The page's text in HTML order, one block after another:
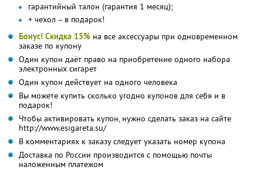
гарантийный талон (гарантия 1 месяц);
+ чехол – в подарок!
Бонус! Скидка 15% на все аксессуары при одновременном
заказе по купону
Один купон даёт право на приобретение одного набора
электронных сигарет
Один купон действует на одного человека
Вы можете купить сколько угодно купонов для себя и в
подарок!
Чтобы активировать купон, нужно сделать заказ на сайте
http://www.esigareta.su/
В комментариях к заказу следует указать номер купона
Доставка по России производится с помощью почты
наложенным платежом